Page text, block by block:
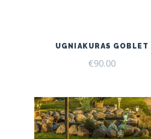
UGNIAKURAS GOBLET
€90.00